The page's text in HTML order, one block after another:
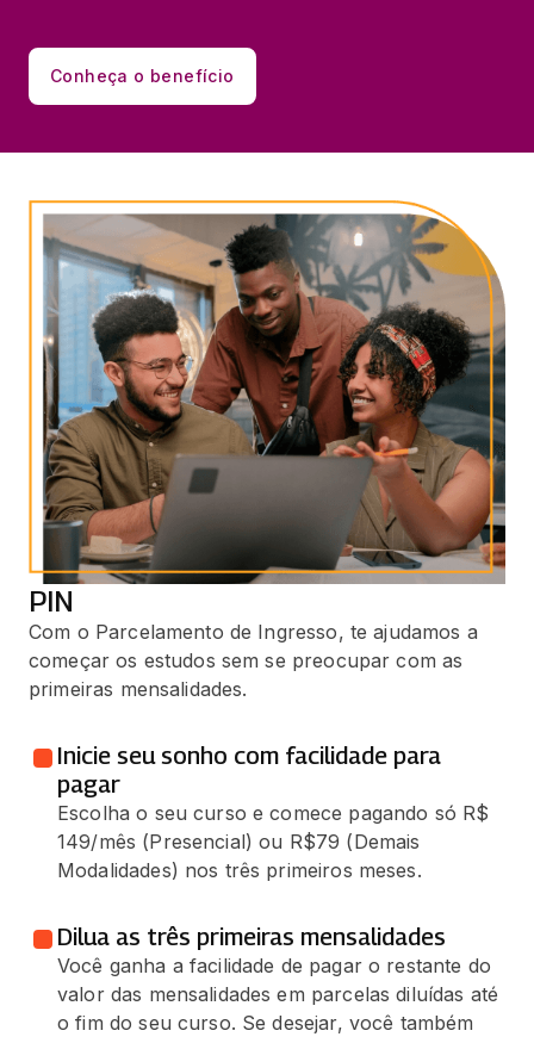
Conheça o benefício
PIN
Com o Parcelamento de Ingresso, te ajudamos a
começar os estudos sem se preocupar com as
primeiras mensalidades.
Inicie seu sonho com facilidade para
pagar
Escolha o seu curso e comece pagando só R$
149/mês (Presencial) ou R$79 (Demais
Modalidades) nos três primeiros meses.
Dilua as três primeiras mensalidades
Você ganha a facilidade de pagar o restante do
valor das mensalidades em parcelas diluídas até
o fim do seu curso. Se desejar, você também